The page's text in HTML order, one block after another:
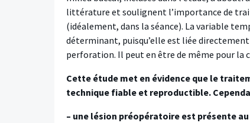
littérature et soulignent l’importance de
(idéalement, dans la séance). La variable
déterminant, puisqu’elle est liée directement
perforation. Il peut en être de même pour la
Cette étude met en évidence que le
technique fiable et reproductible.
– une lésion préopératoire est présente